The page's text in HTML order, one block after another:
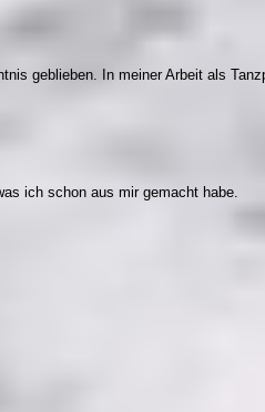
geblieben. In meiner Arbeit als
ich schon aus mir gemacht habe.